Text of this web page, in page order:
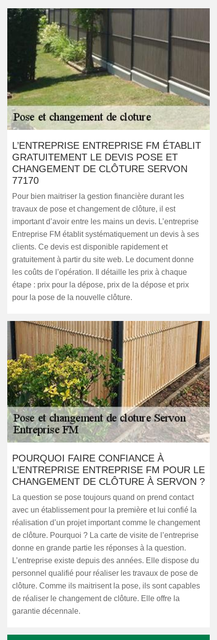
L’ENTREPRISE ENTREPRISE FM ÉTABLIT
GRATUITEMENT LE DEVIS POSE ET
CHANGEMENT DE CLÔTURE SERVON
77170
Pour bien maitriser la gestion financière durant les
travaux de pose et changement de clôture, il est
important d’avoir entre les mains un devis. L’entreprise
Entreprise FM établit systématiquement un devis à ses
clients. Ce devis est disponible rapidement et
gratuitement à partir du site web. Le document donne
les coûts de l’opération. Il détaille les prix à chaque
étape : prix pour la dépose, prix de la dépose et prix
pour la pose de la nouvelle clôture.
POURQUOI FAIRE CONFIANCE À
L’ENTREPRISE ENTREPRISE FM POUR LE
CHANGEMENT DE CLÔTURE À SERVON ?
La question se pose toujours quand on prend contact
avec un établissement pour la première et lui confié la
réalisation d’un projet important comme le changement
de clôture. Pourquoi ? La carte de visite de l’entreprise
donne en grande partie les réponses à la question.
L’entreprise existe depuis des années. Elle dispose du
personnel qualifié pour réaliser les travaux de pose de
clôture. Comme ils maitrisent la pose, ils sont capables
de réaliser le changement de clôture. Elle offre la
garantie décennale.